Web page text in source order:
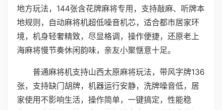
地方玩法，144张含花牌麻将专用，支持敲麻、听牌本
地规则，自动麻将机超低噪音机芯，适合都市居家环
境，机身轻奢精致，尽显格调，操作便捷，还原老上
海麻将慢节奏休闲韵味，亲友小聚惬意十足。
普通麻将机支持山西太原麻将玩法，带风字牌136
张，支持缺门胡牌，机器运行安静，洗牌噪音低，居
家使用不影响生活，操作简单，一键搞定，性能稳